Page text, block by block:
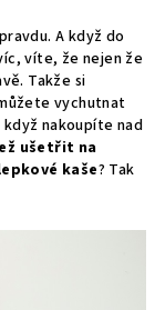
A když do
víte, že nejen že
Takže si
vychutnat
nakoupíte nad
ušetřit na
kaše? Tak